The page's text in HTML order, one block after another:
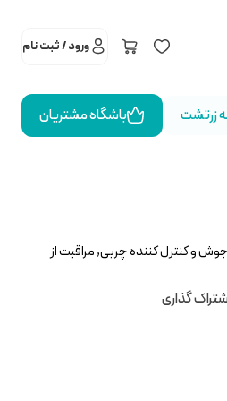
ورود / ثبت نام
زرتشت باشگاه مشتریان
و کنترل کننده چربی,مراقبت از
گذاری